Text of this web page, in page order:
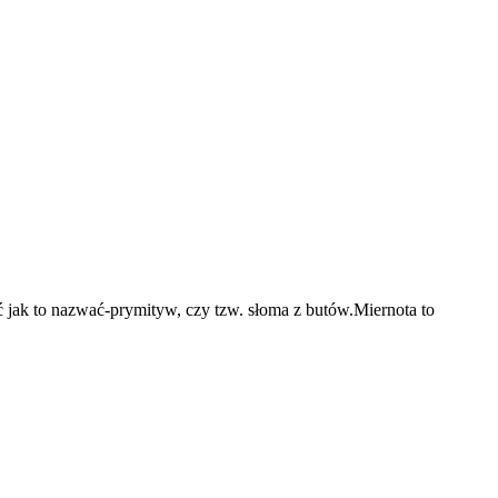
to nazwać-prymityw, czy tzw. słoma z butów.Miernota to